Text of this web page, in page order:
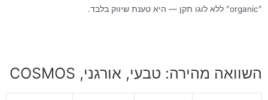
"organic" ללא לוגו תקן — היא טענת שיווק בלבד.
השוואה מהירה: טבעי, אורגני, COSMOS